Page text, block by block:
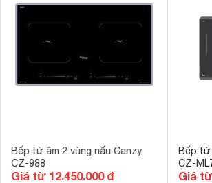
Bếp từ âm 2 vùng nấu Canzy
CZ-988
Giá từ 12.450.000 đ
Bếp từ
CZ-
Giá